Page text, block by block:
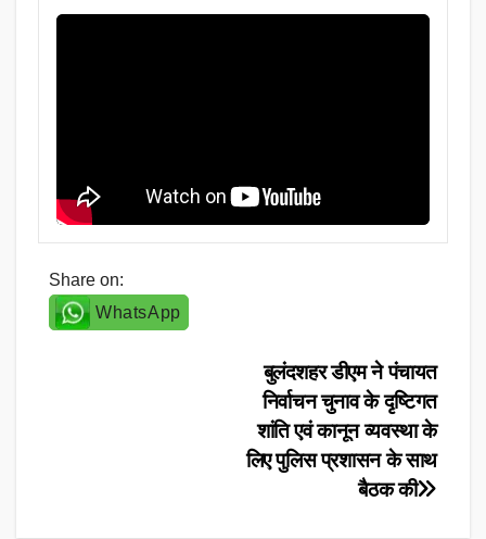
Share on:
WhatsApp
बुलंदशहर डीएम ने पंचायत
निर्वाचन चुनाव के दृष्टिगत
शांति एवं कानून व्यवस्था के
लिए पुलिस प्रशासन के साथ
बैठक की